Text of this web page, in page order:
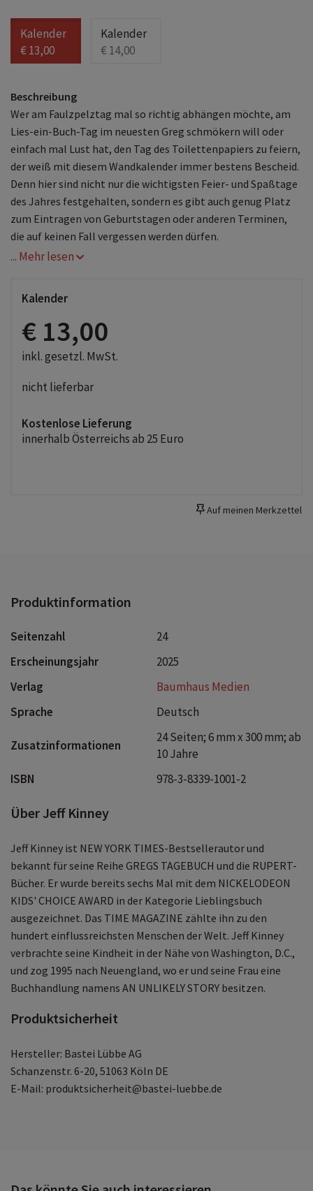
Kalender
€ 13,00
Kalender
€ 14,00
Beschreibung
Wer am Faulzpelztag mal so richtig abhängen möchte, am
Lies-ein-Buch-Tag im neuesten Greg schmökern will oder
einfach mal Lust hat, den Tag des Toilettenpapiers zu feiern,
der weiß mit diesem Wandkalender immer bestens Bescheid.
Denn hier sind nicht nur die wichtigsten Feier- und Spaßtage
des Jahres festgehalten, sondern es gibt auch genug Platz
zum Eintragen von Geburtstagen oder anderen Terminen,
die auf keinen Fall vergessen werden dürfen.
... Mehr lesen
Kalender
€ 13,00
inkl. gesetzl. MwSt.
nicht lieferbar
Kostenlose Lieferung
innerhalb Österreichs ab 25 Euro
Auf meinen Merkzettel
Produktinformation
Seitenzahl
24
Erscheinungsjahr
2025
Verlag
Baumhaus Medien
Sprache
Deutsch
Zusatzinformationen
24 Seiten; 6 mm x 300 mm; ab
10 Jahre
ISBN
978-3-8339-1001-2
Über Jeff Kinney
Jeff Kinney ist NEW YORK TIMES-Bestsellerautor und
bekannt für seine Reihe GREGS TAGEBUCH und die RUPERT-
Bücher. Er wurde bereits sechs Mal mit dem NICKELODEON
KIDS' CHOICE AWARD in der Kategorie Lieblingsbuch
ausgezeichnet. Das TIME MAGAZINE zählte ihn zu den
hundert einflussreichsten Menschen der Welt. Jeff Kinney
verbrachte seine Kindheit in der Nähe von Washington, D.C.,
und zog 1995 nach Neuengland, wo er und seine Frau eine
Buchhandlung namens AN UNLIKELY STORY besitzen.
Produktsicherheit
Hersteller: Bastei Lübbe AG
Schanzenstr. 6-20, 51063 Köln DE
E-Mail: produktsicherheit@bastei-luebbe.de